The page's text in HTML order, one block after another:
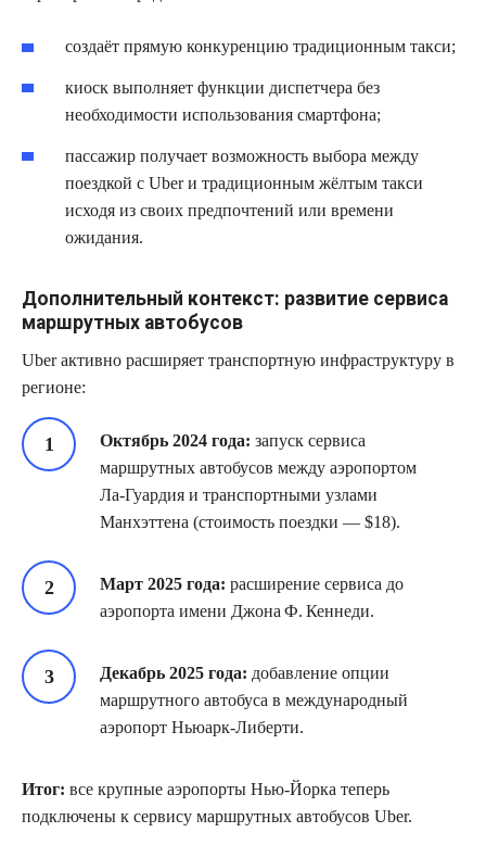
создаёт прямую конкуренцию традиционным такси;
киоск выполняет функции диспетчера без
необходимости использования смартфона;
пассажир получает возможность выбора между
поездкой с Uber и традиционным жёлтым такси
исходя из своих предпочтений или времени
ожидания.
Дополнительный контекст: развитие сервиса
маршрутных автобусов
Uber активно расширяет транспортную инфраструктуру в
регионе:
Октябрь 2024 года: запуск сервиса
маршрутных автобусов между аэропортом
Ла‑Гуардия и транспортными узлами
Манхэттена (стоимость поездки — $18).
Март 2025 года: расширение сервиса до
аэропорта имени Джона Ф. Кеннеди.
Декабрь 2025 года: добавление опции
маршрутного автобуса в международный
аэропорт Ньюарк‑Либерти.
Итог: все крупные аэропорты Нью‑Йорка теперь
подключены к сервису маршрутных автобусов Uber.